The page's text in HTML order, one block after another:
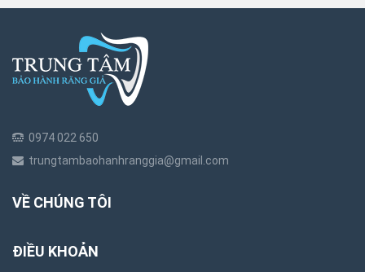
0974 022 650
trungtambaohanhranggia@gmail.com
VỀ CHÚNG TÔI
ĐIỀU KHOẢN